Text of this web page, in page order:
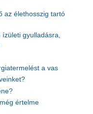
az élethosszig tartó
gyulladásra,
a vas
értelme